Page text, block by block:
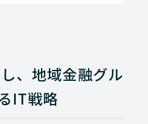
、地域金融グル
IT戦略